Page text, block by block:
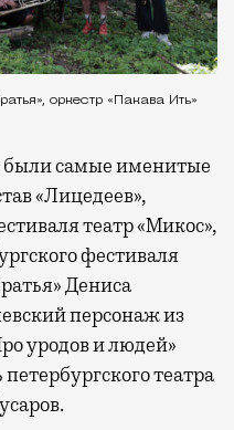
оркестр «Пакава Ить»
были самые именитые
«Лицедеев»,
театр «Микос»,
фестиваля
Дениса
персонаж из
уродов и людей»
театра